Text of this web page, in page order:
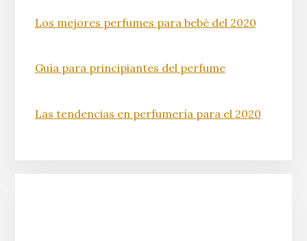
Los mejores perfumes para bebé del 2020
Guía para principiantes del perfume
Las tendencias en perfumería para el 2020